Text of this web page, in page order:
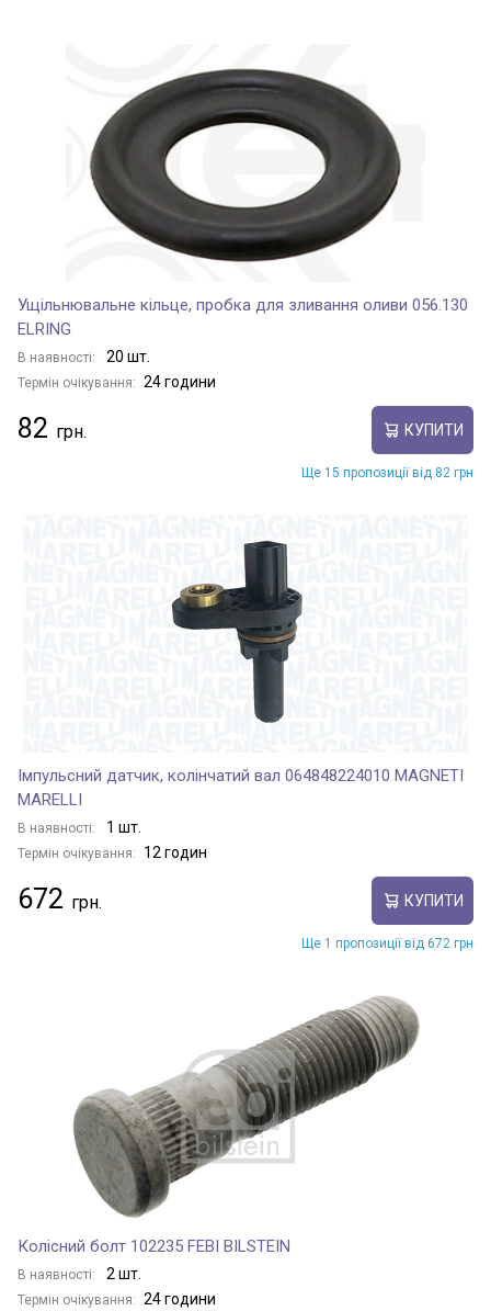
Ущільнювальне кільце, пробка для зливання оливи 056.130
ELRING
В наявності: 20 шт.
Термін очікування: 24 години
82 КУПИТИ
Ще 15 пропозиції від 82 грн
Імпульсний датчик, колінчатий вал 064848224010 MAGNETI
MARELLI
В наявності: 1 шт.
Термін очікування: 12 годин
672 КУПИТИ
Ще 1 пропозиції від 672 грн
Колісний болт 102235 FEBI BILSTEIN
В наявності: 2 шт.
Термін очікування: 24 години